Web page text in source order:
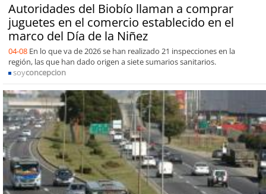
Autoridades del Biobío llaman a comprar
juguetes en el comercio establecido en el
marco del Día de la Niñez
04-08 En lo que va de 2026 se han realizado 21 inspecciones en la
región, las que han dado origen a siete sumarios sanitarios.
soyconcepcion